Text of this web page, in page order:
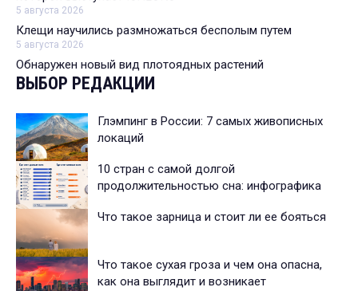
5 августа 2026
Клещи научились размножаться бесполым путем
5 августа 2026
Обнаружен новый вид плотоядных растений
ВЫБОР РЕДАКЦИИ
Глэмпинг в России: 7 самых живописных
локаций
10 стран с самой долгой
продолжительностью сна: инфографика
Что такое зарница и стоит ли ее бояться
Что такое сухая гроза и чем она опасна,
как она выглядит и возникает